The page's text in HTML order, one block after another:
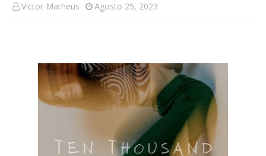
Victor Matheus Agosto 25, 2023